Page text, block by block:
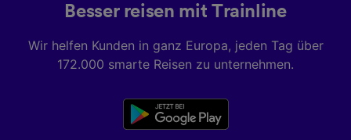
Besser reisen mit Trainline
Wir helfen Kunden in ganz Europa, jeden Tag über
172.000 smarte Reisen zu unternehmen.